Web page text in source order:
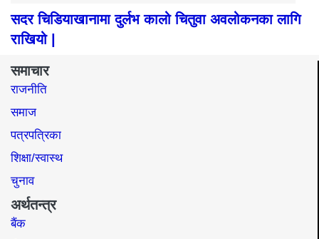
सदर चिडियाखानामा दुर्लभ कालो चितुवा अवलोकनका लागि
राखियो |
समाचार
राजनीति
समाज​
पत्रपत्रिका
शिक्षा/स्वास्थ
चुनाव
अर्थतन्त्र
बैंक